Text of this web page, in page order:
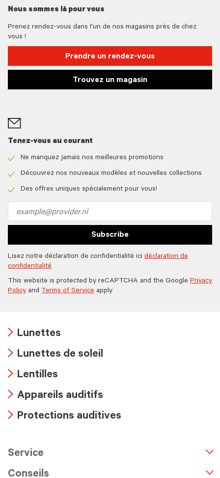
Nous sommes là pour vous
Prenez rendez-vous dans l'un de nos magasins près de chez
vous !
Prendre un rendez-vous
Trouvez un magasin
Tenez-vous au courant
icon
Ne manquez jamais nos meilleures promotions
icon
Découvrez nos nouveaux modèles et nouvelles collections
Des offres uniques spécialement pour vous!
address
Subscribe
Lisez notre déclaration de confidentialité ici déclaration de
confidentialité
This website is protected by reCAPTCHA and the Google Privacy
Policy and Terms of Service apply
icon
Lunettes
icon
Lunettes de soleil
icon
Lentilles
icon
Appareils auditifs
Protections auditives
Service
Conseils